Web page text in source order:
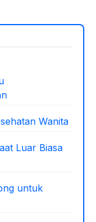
Wanita
Luar Biasa
untuk